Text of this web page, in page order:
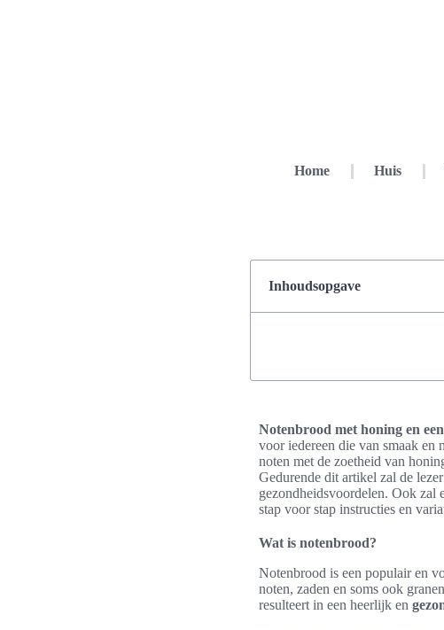
Home Huis
Inhoudsopgave
Notenbrood met honing en
voor iedereen die van smaak
noten met de zoetheid van
Gedurende dit artikel zal de
gezondheidsvoordelen. Ook zal
stap voor stap instructies en
Wat is notenbrood?
Notenbrood is een populair en
noten, zaden en soms ook
resulteert in een heerlijk en